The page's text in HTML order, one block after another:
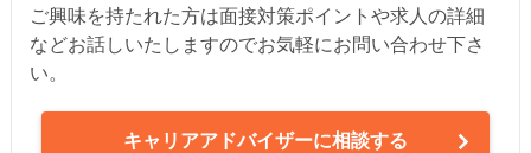
ご興味を持たれた方は面接対策ポイントや求人の詳細
などお話しいたしますのでお気軽にお問い合わせ下さ
い。
キャリアアドバイザーに相談する